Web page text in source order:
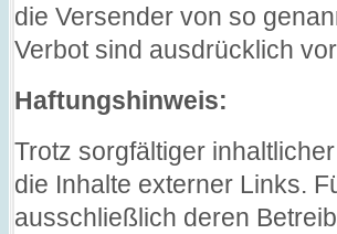
die Versender von so
Verbot sind ausdrücklich
Haftungshinweis:
Trotz sorgfältiger
die Inhalte externer Links.
ausschließlich deren